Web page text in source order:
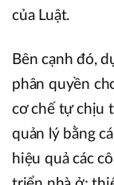
của Luật.
Bên cạnh đó,
phân quyền
cơ chế tự chịu
quản lý bằng
hiệu quả các